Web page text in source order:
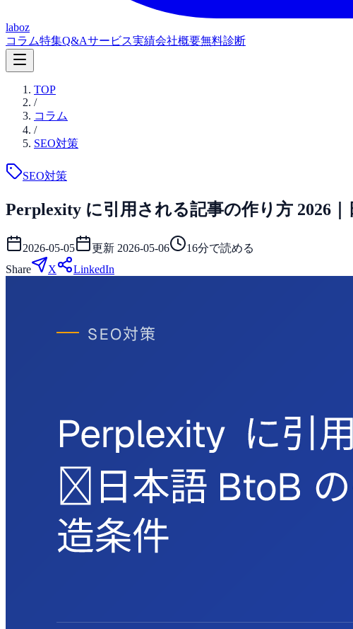
laboz
コラム特集Q&Aサービス実績会社概要無料診断
TOP
/
コラム
/
SEO対策
SEO対策
Perplexity に引用される記事の作り方 2026
2026-05-05 更新 2026-05-06 16分で読める
Share
X LinkedIn